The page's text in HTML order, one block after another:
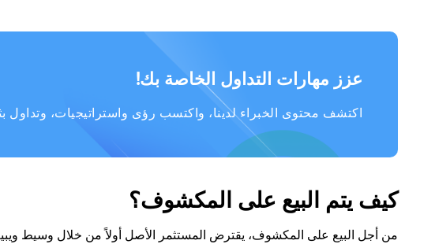
عزز مهارات التداول الخاصة بك!
اكتشف محتوى الخبراء لدينا، واكتسب رؤى واستراتيجيات، وتداول
كيف يتم البيع على المكشوف؟
من أجل البيع على المكشوف، يقترض المستثمر الأصل أولاً من خلال وسيط